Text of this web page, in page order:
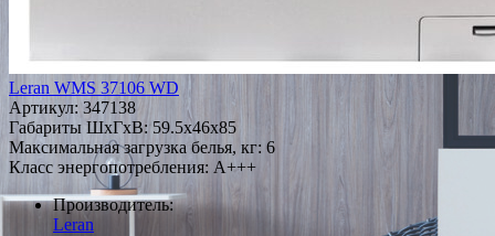
Leran WMS 37106 WD
Артикул: 347138
Габариты ШxГxВ: 59.5x46x85
Максимальная загрузка белья, кг: 6
Класс энергопотребления: A+++
Производитель:
Leran